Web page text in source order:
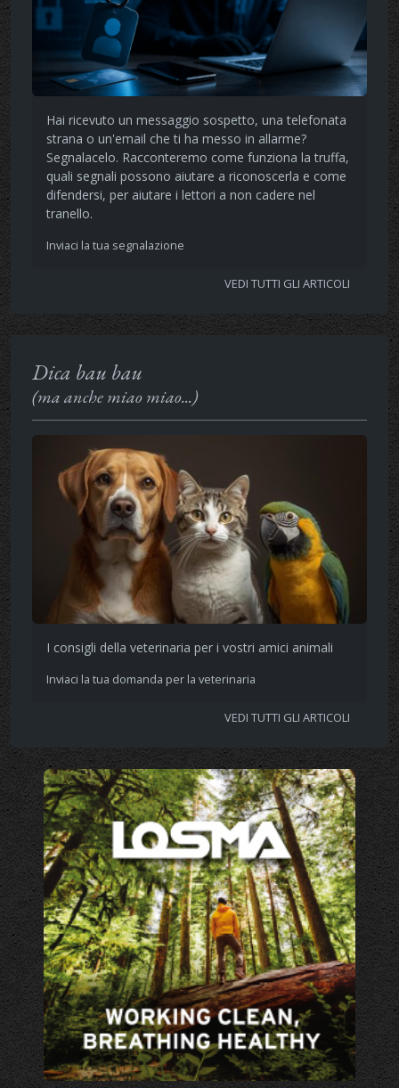
Hai ricevuto un messaggio sospetto, una telefonata
strana o un'email che ti ha messo in allarme?
Segnalacelo. Racconteremo come funziona la truffa,
quali segnali possono aiutare a riconoscerla e come
difendersi, per aiutare i lettori a non cadere nel
tranello.
Inviaci la tua segnalazione
VEDI TUTTI GLI ARTICOLI
Dica bau bau
(ma anche miao miao...)
I consigli della veterinaria per i vostri amici animali
Inviaci la tua domanda per la veterinaria
VEDI TUTTI GLI ARTICOLI